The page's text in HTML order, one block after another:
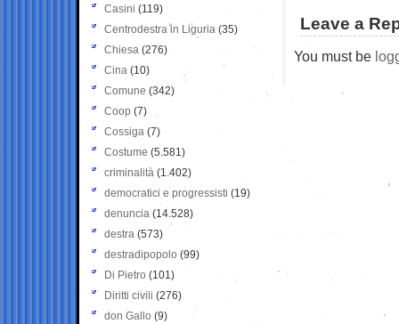
Leave a
You must be
Casini (119)
Centrodestra in Liguria (35)
Chiesa (276)
Cina (10)
Comune (342)
Coop (7)
Cossiga (7)
Costume (5.581)
criminalità (1.402)
democratici e progressisti (19)
denuncia (14.528)
destra (573)
destradipopolo (99)
Di Pietro (101)
Diritti civili (276)
don Gallo (9)